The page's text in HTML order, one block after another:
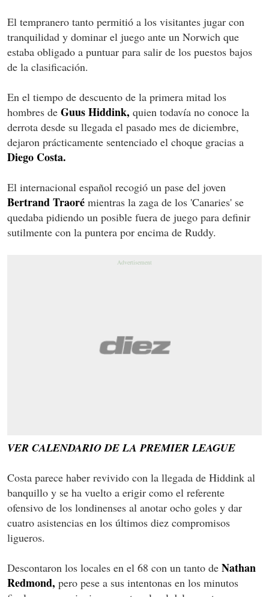
El tempranero tanto permitió a los visitantes jugar con
tranquilidad y dominar el juego ante un Norwich que
estaba obligado a puntuar para salir de los puestos bajos
de la clasificación.
En el tiempo de descuento de la primera mitad los
hombres de Guus Hiddink, quien todavía no conoce la
derrota desde su llegada el pasado mes de diciembre,
dejaron prácticamente sentenciado el choque gracias a
Diego Costa.
El internacional español recogió un pase del joven
Bertrand Traoré mientras la zaga de los 'Canaries' se
quedaba pidiendo un posible fuera de juego para definir
sutilmente con la puntera por encima de Ruddy.
VER CALENDARIO DE LA PREMIER LEAGUE
Costa parece haber revivido con la llegada de Hiddink al
banquillo y se ha vuelto a erigir como el referente
ofensivo de los londinenses al anotar ocho goles y dar
cuatro asistencias en los últimos diez compromisos
ligueros.
Descontaron los locales en el 68 con un tanto de Nathan
Redmond, pero pese a sus intentonas en los minutos